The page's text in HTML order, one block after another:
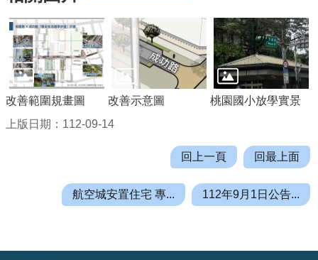
E
n
g
l
s
h
a
改善範圍規畫圖 改善示意圖
桃園國小放學實景
上版日期：112-09-14
回上一頁 回最上面
航空城安置住宅 專... 112年9月1日公告...